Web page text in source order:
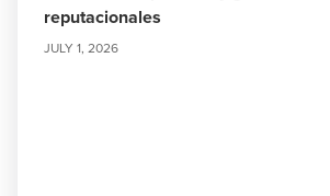
reputacionales
JULY 1, 2026